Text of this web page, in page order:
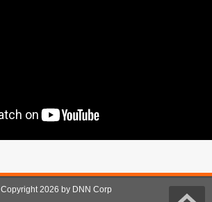
Copyright 2026 by DNN Corp